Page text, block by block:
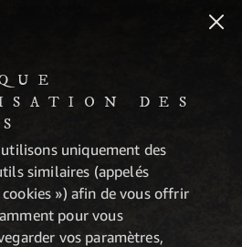
DES
uniquement des
similaires (appelés
») afin de vous offrir
pour vous
vos paramètres,